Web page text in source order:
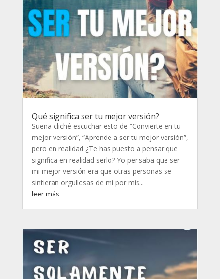
Qué significa ser tu mejor versión?
Suena cliché escuchar esto de “Convierte en tu
mejor versión”, “Aprende a ser tu mejor versión”,
pero en realidad ¿Te has puesto a pensar que
significa en realidad serlo? Yo pensaba que ser
mi mejor versión era que otras personas se
sintieran orgullosas de mi por mis...
leer más